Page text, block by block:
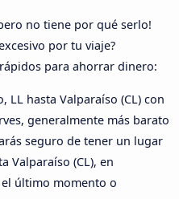
no tiene por qué serlo!
por tu viaje?
para ahorrar dinero:
LL hasta Valparaíso (CL) con
generalmente más barato
seguro de tener un lugar
Valparaíso (CL), en
último momento o